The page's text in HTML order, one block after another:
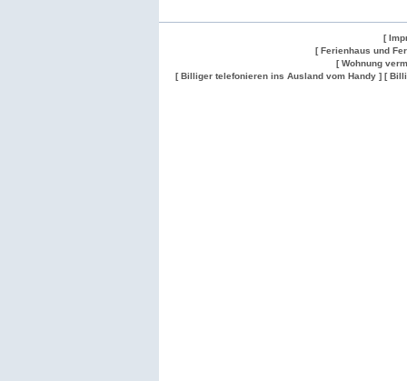
[
[ Ferienhaus und
[ Wohnung
[ Billiger telefonieren ins Ausland vom Handy ] [